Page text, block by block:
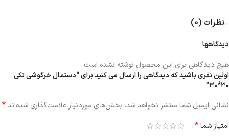
نظرات (0)
دیدگاهها
هیچ دیدگاهی برای این محصول نوشته نشده است.
اولین نفری باشید که دیدگاهی را ارسال می کنید برای “دستمال خرگوشی تکی
۳۰*۳۰”
نشانی ایمیل شما منتشر نخواهد شد. بخش‌های موردنیاز علامت‌گذاری شده‌اند*
امتیاز شما*